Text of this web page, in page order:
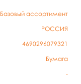
Базовый ассортимент
РОССИЯ
4690296079321
Бумага
-